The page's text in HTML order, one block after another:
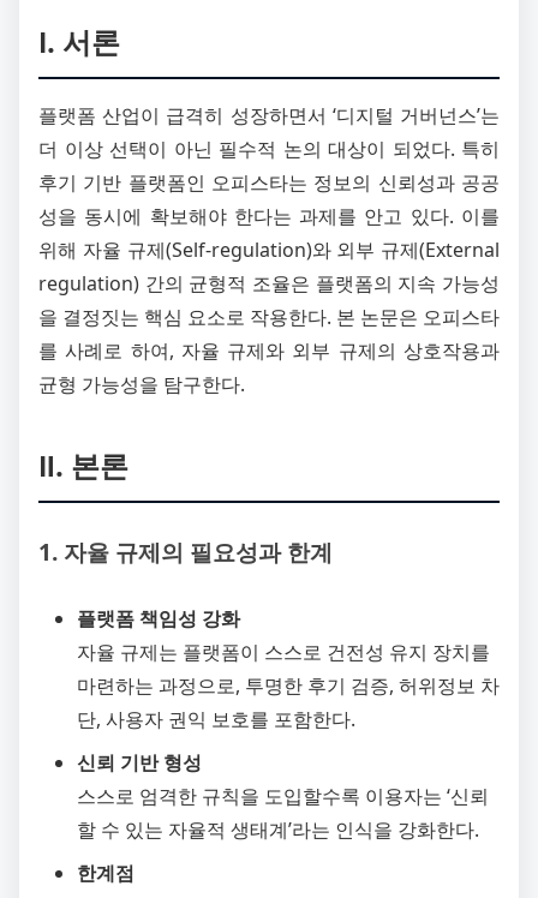
Ⅰ. 서론
플랫폼 산업이 급격히 성장하면서 ‘디지털 거버넌스’는
더 이상 선택이 아닌 필수적 논의 대상이 되었다. 특히
후기 기반 플랫폼인 오피스타는 정보의 신뢰성과 공공
성을 동시에 확보해야 한다는 과제를 안고 있다. 이를
위해 자율 규제(Self-regulation)와 외부 규제(External
regulation) 간의 균형적 조율은 플랫폼의 지속 가능성
을 결정짓는 핵심 요소로 작용한다. 본 논문은 오피스타
를 사례로 하여, 자율 규제와 외부 규제의 상호작용과
균형 가능성을 탐구한다.
Ⅱ. 본론
1. 자율 규제의 필요성과 한계
플랫폼 책임성 강화
자율 규제는 플랫폼이 스스로 건전성 유지 장치를
마련하는 과정으로, 투명한 후기 검증, 허위정보 차
단, 사용자 권익 보호를 포함한다.
신뢰 기반 형성
스스로 엄격한 규칙을 도입할수록 이용자는 ‘신뢰
할 수 있는 자율적 생태계’라는 인식을 강화한다.
한계점